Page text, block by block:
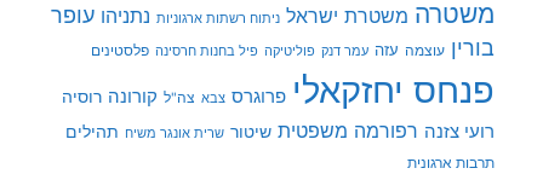
משטרה משטרת ישראל ניתוח רשתות ארגוניות נתניהו עופר
בורין עוצמה עזה עמר דנק פוליטיקה פיל בחנות חרסינה פלסטינים
פנחס יחזקאלי פרוגרס צבא צה"ל קורונה רוסיה
רועי צזנה רפורמה משפטית שיטור שרית אונגר משיח תהילים
תרבות ארגונית